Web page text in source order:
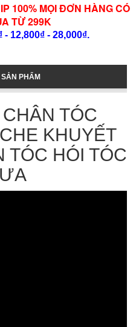
100% MỌI ĐƠN HÀNG CÓ
TỪ 299K
12,800₫ - 28,000₫.
SẢN PHẨM
TÓC
KHUYẾT
TÓC HÓI TÓC